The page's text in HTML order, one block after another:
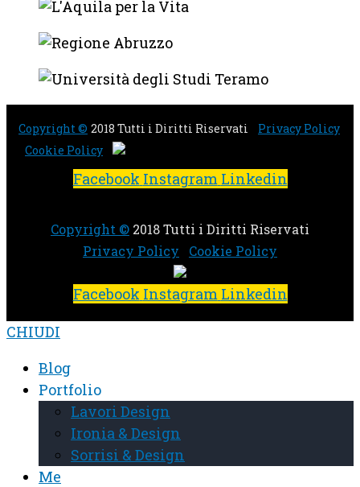
Copyright © 2018 Tutti i Diritti Riservati
Privacy Policy
Cookie Policy
Facebook Instagram Linkedin
Copyright © 2018 Tutti i Diritti Riservati
Privacy Policy
Cookie Policy
Facebook Instagram Linkedin
CHIUDI
Blog
Portfolio
Lavori Design
Ironia & Design
Sorrisi & Design
Me